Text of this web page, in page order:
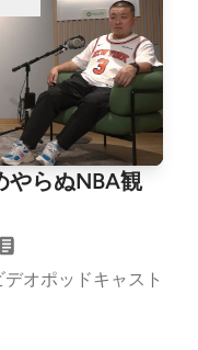
やらぬNBA観
オポッドキャスト